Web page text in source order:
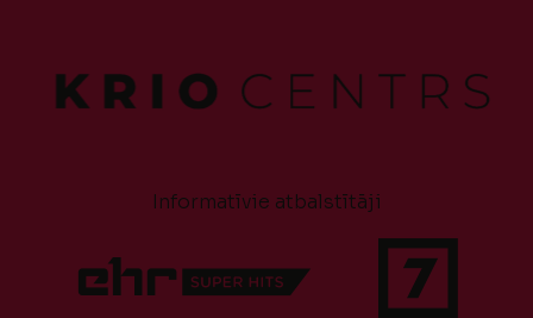
Informatīvie atbalstītāji